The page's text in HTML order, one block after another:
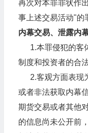
再次对本罪罪状作
事上述交易活动"的
内幕交易、泄露内
1.本罪侵犯的客
制度和投资者的合法
2.客观方面表现
或者非法获取内幕
期货交易或者其他
的信息尚未公开前